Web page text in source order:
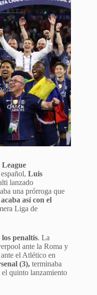
League
Luis
lanzado
una prórroga que
acaba así con el
Liga de
penaltis. La
ante la Roma y
el Atlético en
(3), terminaba
el quinto lanzamiento